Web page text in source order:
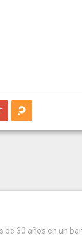
de 30 años en un